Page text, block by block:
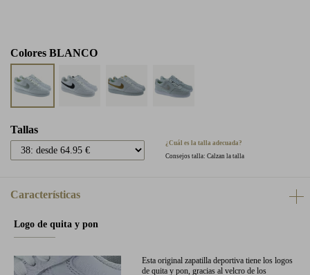
Colores BLANCO
Tallas
¿Cuál es la talla adecuada?
Consejos talla: Calzan la talla
Características
Logo de quita y pon
Esta original zapatilla deportiva tiene los logos
de quita y pon, gracias al velcro de los